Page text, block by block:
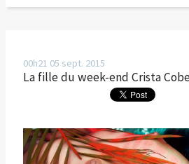
00h21 05 sept. 2015
La fille du week-end Crista